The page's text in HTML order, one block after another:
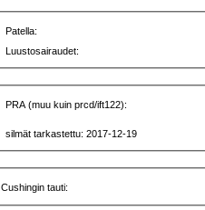
Patella:
Luustosairaudet:
PRA (muu kuin prcd/ift122):
silmät tarkastettu: 2017-12-19
Cushingin tauti: